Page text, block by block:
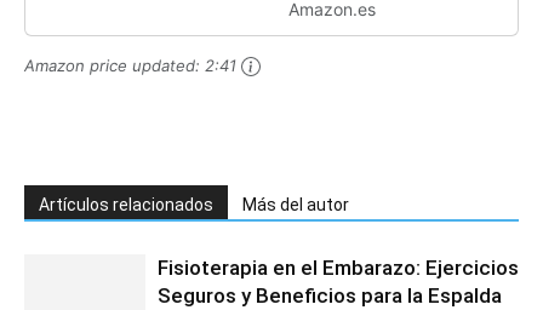
Amazon.es
Amazon price updated: 2:41
Artículos relacionados Más del autor
Fisioterapia en el Embarazo: Ejercicios
Seguros y Beneficios para la Espalda